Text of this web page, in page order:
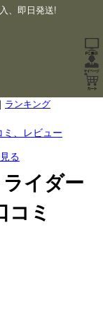
、即日発送!
｜ ランキング
、レビュー
る
イダー
コミ